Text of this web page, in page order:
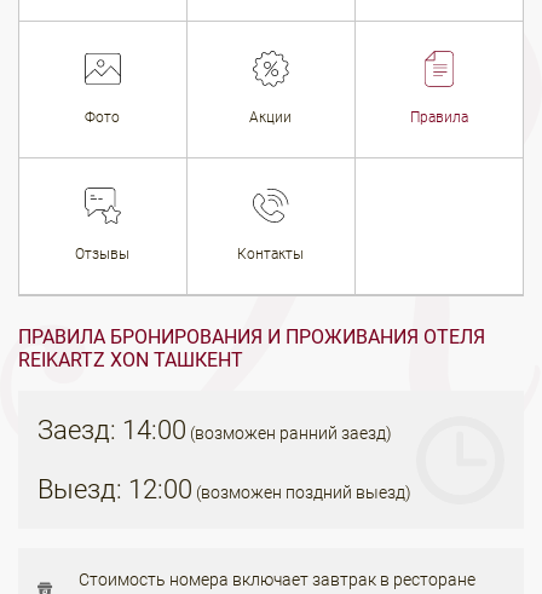
Фото Акции Правила
Отзывы Контакты
ПРАВИЛА БРОНИРОВАНИЯ И ПРОЖИВАНИЯ ОТЕЛЯ
REIKARTZ XON ТАШКЕНТ
Заезд: 14:00 (возможен ранний заезд)
Выезд: 12:00 (возможен поздний выезд)
Стоимость номера включает завтрак в ресторане